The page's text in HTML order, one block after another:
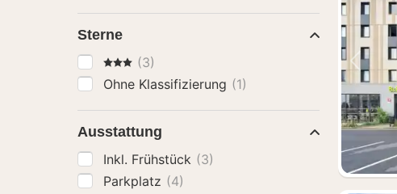
Sterne
3 Sterne
(3)
Ohne Klassifizierung (1)
Ausstattung
Inkl. Frühstück (3)
Parkplatz (4)